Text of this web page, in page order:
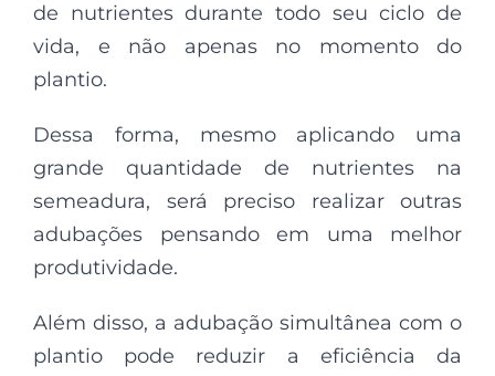
de nutrientes durante todo seu ciclo de
vida, e não apenas no momento do
plantio.
Dessa forma, mesmo aplicando uma
grande quantidade de nutrientes na
semeadura, será preciso realizar outras
adubações pensando em uma melhor
produtividade.
Além disso, a adubação simultânea com o
plantio pode reduzir a eficiência da